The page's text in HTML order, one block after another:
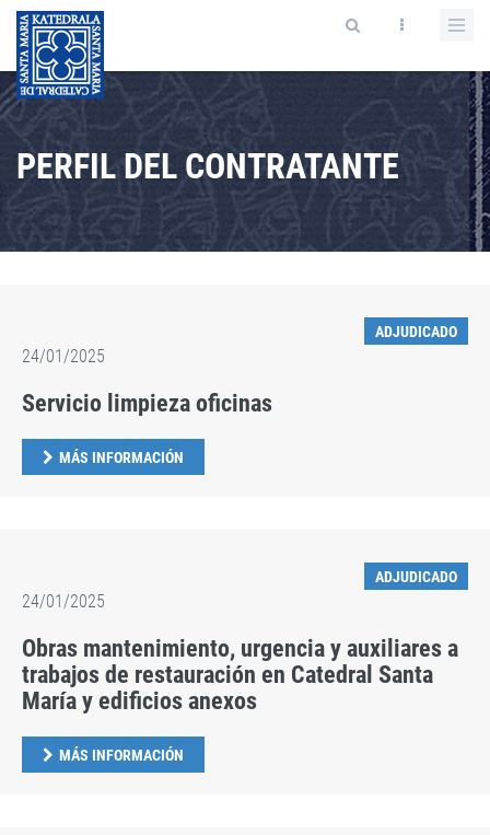
PERFIL DEL CONTRATANTE
ADJUDICADO
24/01/2025
Servicio limpieza oficinas
MÁS INFORMACIÓN
ADJUDICADO
24/01/2025
Obras mantenimiento, urgencia y auxiliares a
trabajos de restauración en Catedral Santa
María y edificios anexos
MÁS INFORMACIÓN